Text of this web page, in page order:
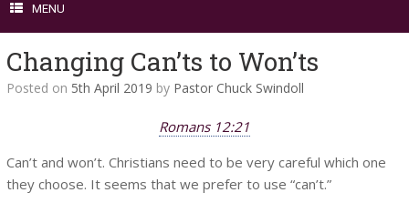
MENU
Changing Can’ts to Won’ts
Posted on 5th April 2019 by Pastor Chuck Swindoll
Romans 12:21
Can’t and won’t. Christians need to be very careful which one
they choose. It seems that we prefer to use “can’t.”